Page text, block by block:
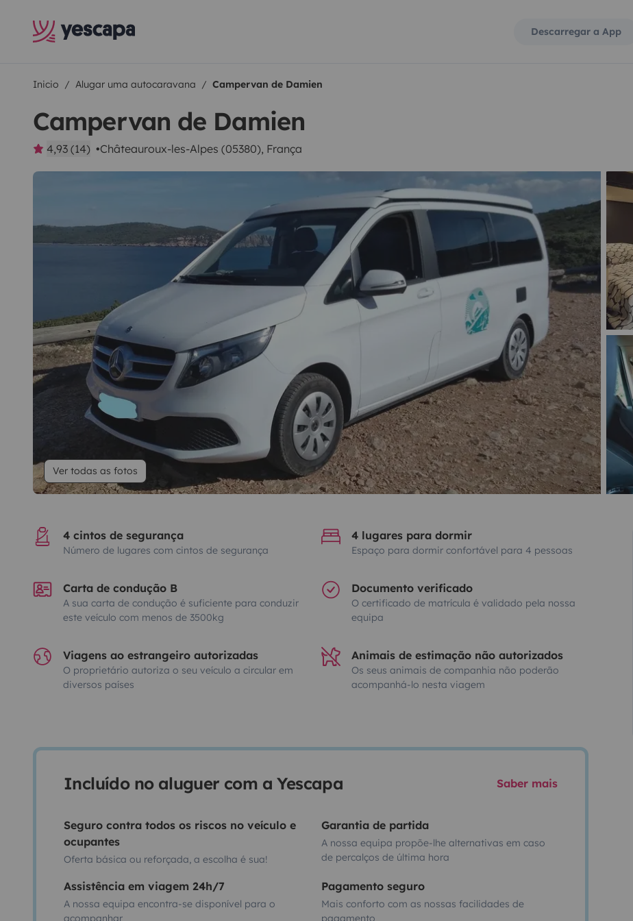
Descarregar a App
Inicio Alugar uma autocaravana Campervan de Damien
Campervan de Damien
4,93 (14) Châteauroux-les-Alpes (05380), França
Ver todas as fotos
4 cintos de segurança
Número de lugares com cintos de segurança
4 lugares para dormir
Espaço para dormir confortável para 4 pessoas
Carta de condução B
A sua carta de condução é suficiente para conduzir
este veículo com menos de 3500kg
Documento verificado
O certificado de matrícula é validado pela nossa
equipa
Viagens ao estrangeiro autorizadas
O proprietário autoriza o seu veículo a circular em
diversos países
Animais de estimação não autorizados
Os seus animais de companhia não poderão
acompanhá-lo nesta viagem
Incluído no aluguer com a Yescapa Saber mais
Seguro contra todos os riscos no veículo e
ocupantes
Oferta básica ou reforçada, a escolha é sua!
Garantia de partida
A nossa equipa propõe-lhe alternativas em caso
de percalços de última hora
Assistência em viagem 24h/7
A nossa equipa encontra-se disponível para o
acompanhar
Pagamento seguro
Mais conforto com as nossas facilidades de
pagamento